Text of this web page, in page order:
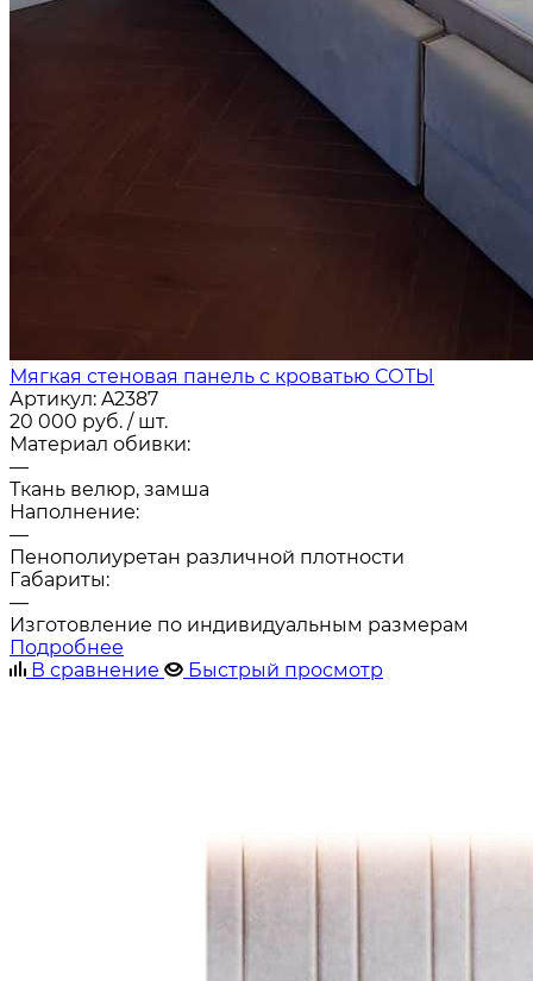
Мягкая стеновая панель с кроватью СОТЫ
Артикул: A2387
20 000 руб. / шт.
Материал обивки:
—
Ткань велюр, замша
Наполнение:
—
Пенополиуретан различной плотности
Габариты:
—
Изготовление по индивидуальным размерам
Подробнее
В сравнение
Быстрый просмотр